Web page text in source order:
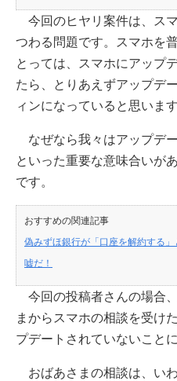
今回のヒヤリ案件は、ス
つわる問題です。スマホを
とっては、スマホにアップ
たら、とりあえずアップデ
ィンになっていると思います
なぜなら我々はアップデ
といった重要な意味合いが
です。
おすすめの関連記事
偽みずほ銀行が「口座を解約する
嘘だ！
今回の投稿者さんの場合
まからスマホの相談を受け
プデートされていないこと
おばあさまの相談は、い